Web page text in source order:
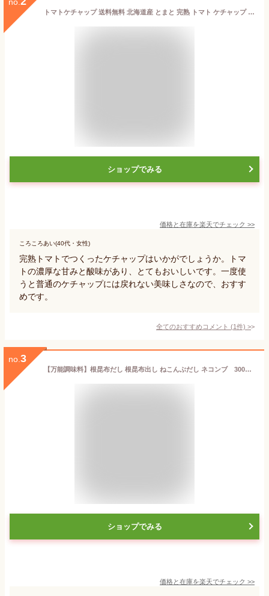
トマトケチャップ 送料無料 北海道産 とまと 完熟 トマト ケチャップ 北海道 トマトケチャップ 320g×3個 瓶入り 価格 3980 円 ケチャップ 送料無料
ショップでみる
価格と在庫を楽天でチェック >>
ころころあい(40代・女性)
完熟トマトでつくったケチャップはいかがでしょうか。トマ
トの濃厚な甘みと酸味があり、とてもおいしいです。一度使
うと普通のケチャップには戻れない美味しさなので、おすす
めです。
全てのおすすめコメント (1件) >
no. 3
【万能調味料】根昆布だし 根昆布出し ねこんぶだし ネコンブ 300g （北海道産）【万能調味料】300g×5本セット（北海道産）北海道ケンソ
ショップでみる
価格と在庫を楽天でチェック >>